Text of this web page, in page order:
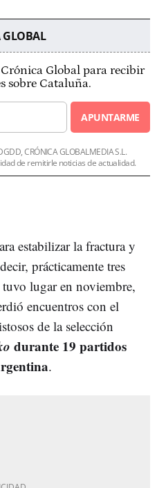
GLOBAL
Global para recibir
sobre Cataluña.
APUNTARME
CRÓNICA GLOBALMEDIA S.L.
de remitirle noticias de actualidad.
estabilizar la fractura y
prácticamente tres
lugar en noviembre,
encuentros con el
de la selección
durante 19 partidos
.